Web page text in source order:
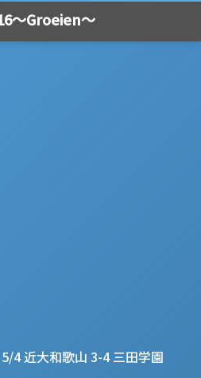
～Groeien～
5/4 近大和歌山 3-4 三田学園